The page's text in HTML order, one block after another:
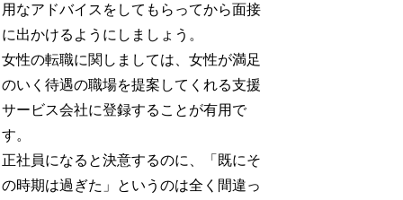
用なアドバイスをしてもらってから面接
に出かけるようにしましょう。
女性の転職に関しましては、女性が満足
のいく待遇の職場を提案してくれる支援
サービス会社に登録することが有用で
す。
正社員になると決意するのに、「既にそ
の時期は過ぎた」というのは全く間違っ